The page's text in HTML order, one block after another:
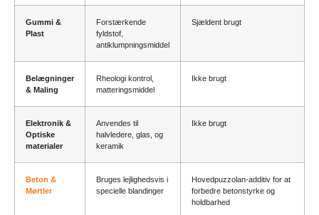
Gummi &
Plast
Forstærkende
fyldstof,
antiklumpningsmiddel
Sjældent brugt
Belægninger
& Maling
Rheologi kontrol,
matteringsmiddel
Ikke brugt
Elektronik &
Optiske
materialer
Anvendes til
halvledere, glas, og
keramik
Ikke brugt
Beton &
Mørtler
Bruges lejlighedsvis i
specielle blandinger
Hovedpuzzolan-additiv for at
forbedre betonstyrke og
holdbarhed